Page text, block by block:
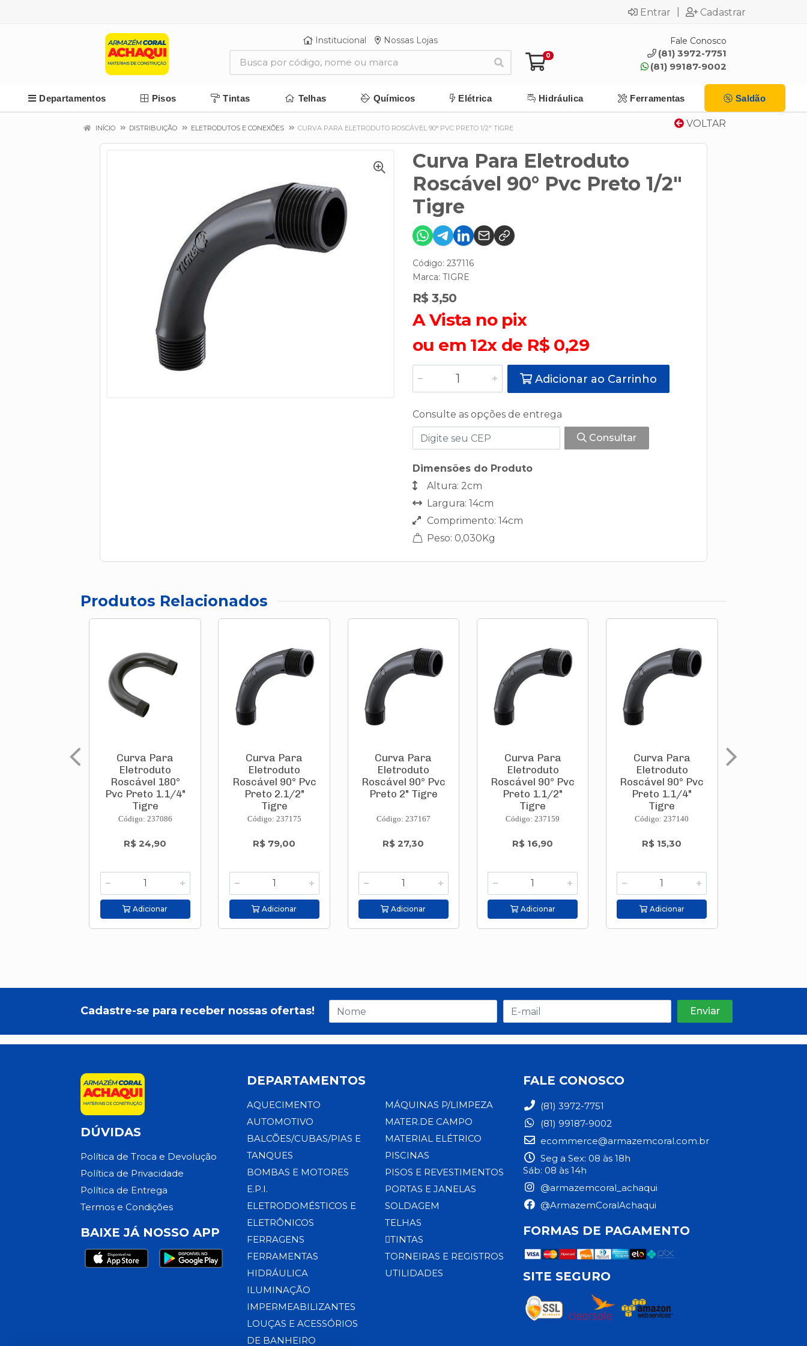
Entrar Cadastrar
Institucional Nossas Lojas
0
Fale Conosco
(81) 3972-7751
(81) 99187-9002
Departamentos Pisos Tintas Telhas Químicos Elétrica Hidráulica Ferramentas Saldão
VOLTAR
INÍCIO DISTRIBUIÇÃO ELETRODUTOS E CONEXÕES CURVA PARA ELETRODUTO ROSCÁVEL 90° PVC PRETO 1/2" TIGRE
Curva Para Eletroduto
Roscável 90° Pvc Preto 1/2"
Tigre
Código: 237116
Marca: TIGRE
R$ 3,50
A Vista no pix
ou em 12x de R$ 0,29
Adicionar ao Carrinho
Consulte as opções de entrega
Consultar
Dimensões do Produto
Altura: 2cm
Largura: 14cm
Comprimento: 14cm
Peso: 0,030Kg
Produtos Relacionados
Curva Para
Eletroduto
Roscável 180°
Pvc Preto 1.1/4"
Tigre
Código: 237086
R$ 24,90
Adicionar
Curva Para
Eletroduto
Roscável 90° Pvc
Preto 2.1/2"
Tigre
Código: 237175
R$ 79,00
Adicionar
Curva Para
Eletroduto
Roscável 90° Pvc
Preto 2" Tigre
Código: 237167
R$ 27,30
Adicionar
Curva Para
Eletroduto
Roscável 90° Pvc
Preto 1.1/2"
Tigre
Código: 237159
R$ 16,90
Adicionar
Curva Para
Eletroduto
Roscável 90° Pvc
Preto 1.1/4"
Tigre
Código: 237140
R$ 15,30
Adicionar
Cadastre-se para receber nossas ofertas!
DÚVIDAS
Política de Troca e Devolução
Política de Privacidade
Política de Entrega
Termos e Condições
BAIXE JÁ NOSSO APP
DEPARTAMENTOS
AQUECIMENTO
AUTOMOTIVO
BALCÕES/CUBAS/PIAS E
TANQUES
BOMBAS E MOTORES
E.P.I.
ELETRODOMÉSTICOS E
ELETRÔNICOS
FERRAGENS
FERRAMENTAS
HIDRÁULICA
ILUMINAÇÃO
IMPERMEABILIZANTES
LOUÇAS E ACESSÓRIOS
DE BANHEIRO
MÁQUINAS P/LIMPEZA
MATER.DE CAMPO
MATERIAL ELÉTRICO
PISCINAS
PISOS E REVESTIMENTOS
PORTAS E JANELAS
SOLDAGEM
TELHAS
TINTAS
TORNEIRAS E REGISTROS
UTILIDADES
FALE CONOSCO
(81) 3972-7751
(81) 99187-9002
ecommerce@armazemcoral.com.br
Seg a Sex: 08 às 18h
Sáb: 08 às 14h
@armazemcoral_achaqui
@ArmazemCoralAchaqui
FORMAS DE PAGAMENTO
SITE SEGURO